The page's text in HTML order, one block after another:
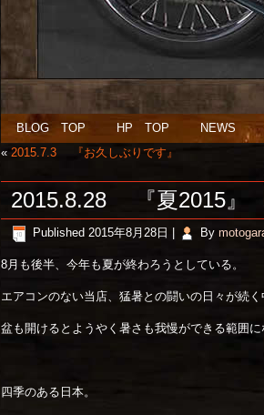
BLOG TOP HP TOP
NEWS
« 2015.7.3 『お久しぶりです』
2015.8.28 『夏2015』
Published 2015年8月28日 By
8月も後半、今年も夏が終わろうとしている。
エアコンのない当店、猛暑との闘いの日々が続く
盆も開けるとようやく暑さも我慢ができる範囲に
四季のある日本。